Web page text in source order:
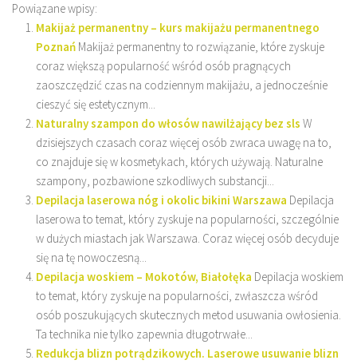
Powiązane wpisy:
Makijaż permanentny – kurs makijażu permanentnego
Poznań Makijaż permanentny to rozwiązanie, które zyskuje
coraz większą popularność wśród osób pragnących
zaoszczędzić czas na codziennym makijażu, a jednocześnie
cieszyć się estetycznym...
Naturalny szampon do włosów nawilżający bez sls W
dzisiejszych czasach coraz więcej osób zwraca uwagę na to,
co znajduje się w kosmetykach, których używają. Naturalne
szampony, pozbawione szkodliwych substancji...
Depilacja laserowa nóg i okolic bikini Warszawa Depilacja
laserowa to temat, który zyskuje na popularności, szczególnie
w dużych miastach jak Warszawa. Coraz więcej osób decyduje
się na tę nowoczesną...
Depilacja woskiem – Mokotów, Białołęka Depilacja woskiem
to temat, który zyskuje na popularności, zwłaszcza wśród
osób poszukujących skutecznych metod usuwania owłosienia.
Ta technika nie tylko zapewnia długotrwałe...
Redukcja blizn potrądzikowych. Laserowe usuwanie blizn